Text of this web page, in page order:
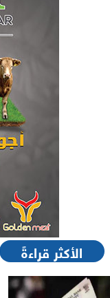
الأكثر قراءةً